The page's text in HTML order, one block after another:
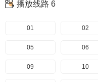
37
播放线路 6
01 02
05 06
09 10